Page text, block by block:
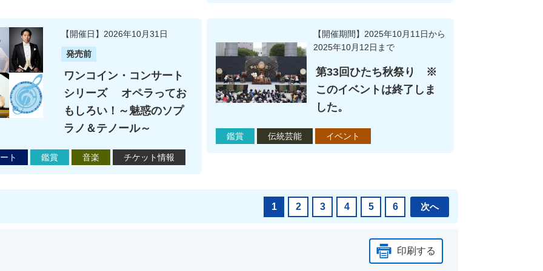
【開催日】2026年10月31日
発売前
ワンコイン・コンサート
シリーズ オペラってお
もしろい！～魅惑のソプ
ラノ＆テノール～
ト 鑑賞 音楽 チケット情報
【開催期間】2025年10月11日から
2025年10月12日まで
第33回ひたち秋祭り ※
このイベントは終了しま
した。
鑑賞 伝統芸能 イベント
1 2 3 4 5 6 次へ
印刷する